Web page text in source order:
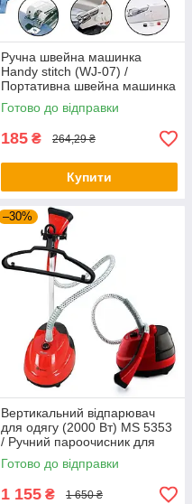
Ручна швейна машинка
Handy stitch (WJ-07) /
Портативна швейна машинка
на батарейках
Готово до відправки
185 ₴ 264,29 ₴
Купити
–30%
Вертикальний відпарювач
для одягу (2000 Вт) MS 5353
/ Ручний пароочисник для
одягу
Готово до відправки
1 155 ₴ 1 650 ₴